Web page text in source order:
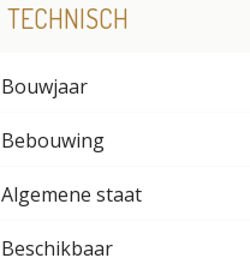
TECHNISCH
Bouwjaar
Bebouwing
Algemene staat
Beschikbaar